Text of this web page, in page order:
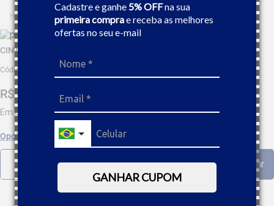
Cadastre e ganhe5% OFFna sua
primeira comprae receba as melhores
ofertas no seu e-mail
GANHAR CUPOM
FERRAMENTAS MANUAIS BOLSA E MOCHILA
CINTO PORTA FERRAMENTAS EM NYLON VONDER CM012
Código
R$ 205
Em até 22,85sem juros
Opções de parcelamento